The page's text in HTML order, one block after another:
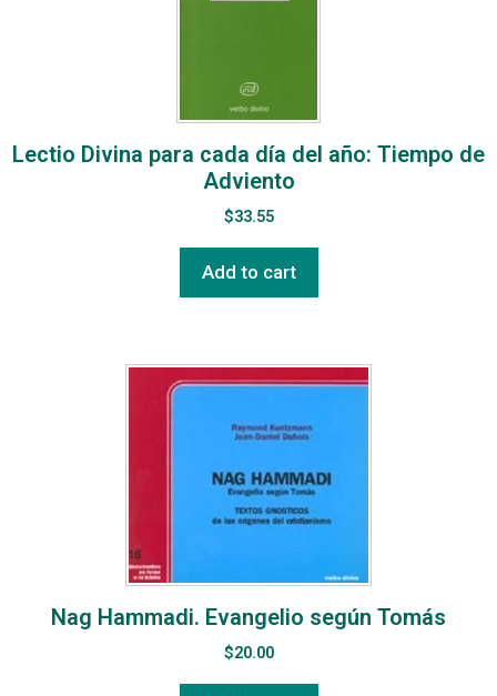
Lectio Divina para cada día del año: Tiempo de
Adviento
$33.55
Add to cart
Nag Hammadi. Evangelio según Tomás
$20.00